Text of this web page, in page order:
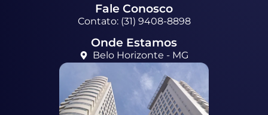
Fale Conosco
Contato: (31) 9408-8898
Onde Estamos
Belo Horizonte - MG